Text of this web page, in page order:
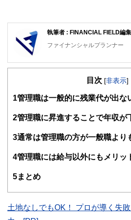
執筆者 : FINANCIAL FIELD編
ファイナンシャルプランナー
FinancialField編集部は、金融
知識がない方でも理解できる
得者を中心に「お金や暮らし
験者で構成され、企画立案から
護士、税理士、宅地建物取引士
かしく感じられる年金や税金
目次 [非表示]
1管理職は一般的に残業代が出な
2管理職に昇進することで年収が
3通常は管理職の方が一般職より
4管理職には給与以外にもメリッ
5まとめ
土地なしでもOK！ プロが導く失